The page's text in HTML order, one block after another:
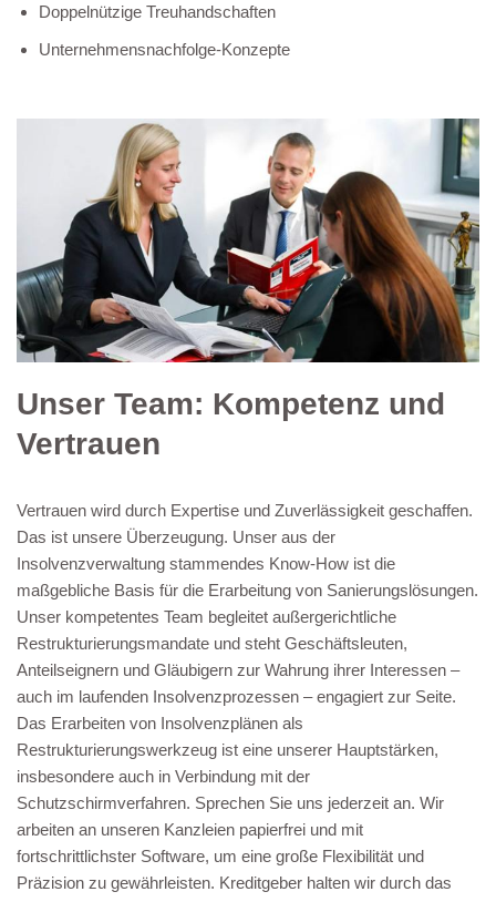
Doppelnützige Treuhandschaften
Unternehmensnachfolge-Konzepte
Unser Team: Kompetenz und
Vertrauen
Vertrauen wird durch Expertise und Zuverlässigkeit geschaffen.
Das ist unsere Überzeugung. Unser aus der
Insolvenzverwaltung stammendes Know-How ist die
maßgebliche Basis für die Erarbeitung von Sanierungslösungen.
Unser kompetentes Team begleitet außergerichtliche
Restrukturierungsmandate und steht Geschäftsleuten,
Anteilseignern und Gläubigern zur Wahrung ihrer Interessen –
auch im laufenden Insolvenzprozessen – engagiert zur Seite.
Das Erarbeiten von Insolvenzplänen als
Restrukturierungswerkzeug ist eine unserer Hauptstärken,
insbesondere auch in Verbindung mit der
Schutzschirmverfahren. Sprechen Sie uns jederzeit an. Wir
arbeiten an unseren Kanzleien papierfrei und mit
fortschrittlichster Software, um eine große Flexibilität und
Präzision zu gewährleisten. Kreditgeber halten wir durch das